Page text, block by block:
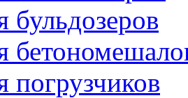
бульдозеров
погрузчиков